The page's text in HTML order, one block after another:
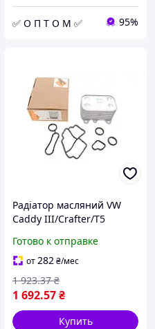
✅ О П Т О М ✅ 95%
Радіатор масляний VW
Caddy III/Crafter/T5
Готово к отправке
от282₴/мес
1 692.57₴
1 923.37 ₴
Купить